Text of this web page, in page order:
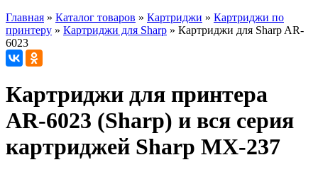
Главная » Каталог товаров » Картриджи » Картриджи по
принтеру » Картриджи для Sharp » Картриджи для Sharp AR-
6023
Картриджи для принтера
AR-6023 (Sharp) и вся серия
картриджей Sharp MX-237